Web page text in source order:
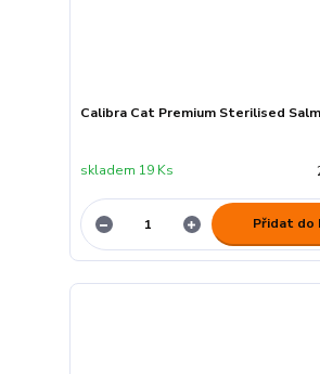
Calibra Cat Premium Sterilised
skladem 19 Ks
Přidat do